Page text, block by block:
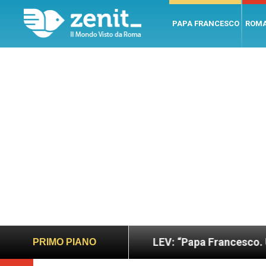
PAPA FRANCESCO
PRIMO PIANO
e giusto LEV: “Papa Francesco. Un uomo